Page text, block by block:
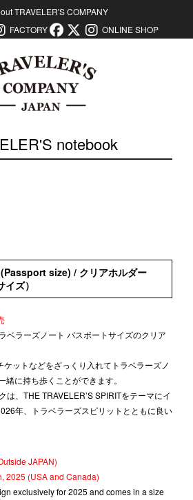
TRAVELER'S COMPANY
FACTORY ONLINE SHOP
notebook
size) / クリアホルダー
ズ）
ベラーズノート パスポートサイズのクリア
ットなどをざっくり入れてトラベラーズノ
に持ち歩くことができます。
は、THE TRAVELER’S SPIRITをテーマにイ
年、トラベラーズスピリットとともに良い
JAPAN)
2025 (USA and Canada)
exclusively for 2025 and comes in a size